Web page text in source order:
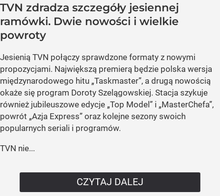
TVN zdradza szczegóły jesiennej
ramówki. Dwie nowości i wielkie
powroty
Jesienią TVN połączy sprawdzone formaty z nowymi
propozycjami. Największą premierą będzie polska wersja
międzynarodowego hitu „Taskmaster”, a drugą nowością
okaże się program Doroty Szelągowskiej. Stacja szykuje
również jubileuszowe edycje „Top Model” i „MasterChefa”,
powrót „Azja Express” oraz kolejne sezony swoich
popularnych seriali i programów.
TVN nie...
CZYTAJ DALEJ